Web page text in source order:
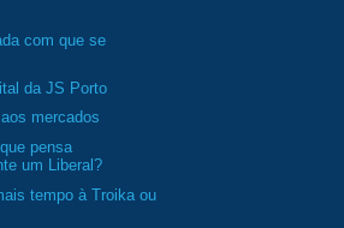
com que se
da JS Porto
mercados
pensa
um Liberal?
tempo à Troika ou